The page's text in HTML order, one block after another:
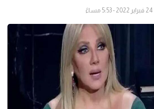
24 فبراير 2022 - 5:53 مساءً